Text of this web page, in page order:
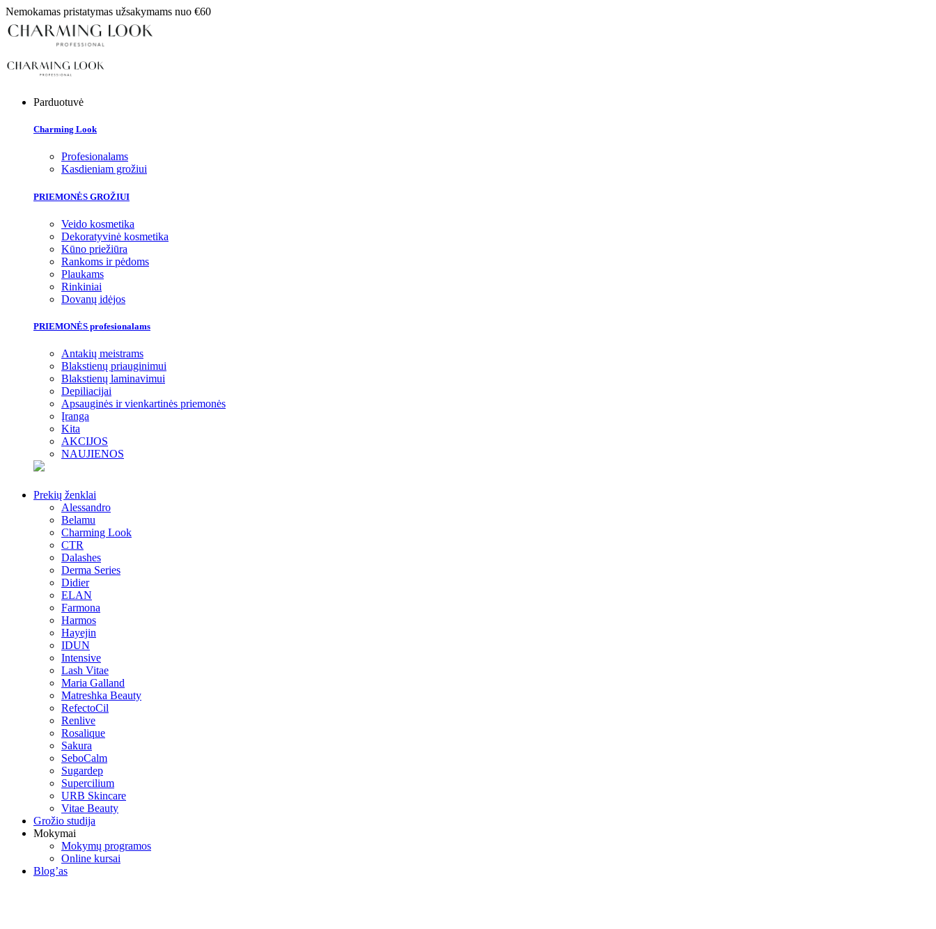
Nemokamas pristatymas užsakymams nuo €60
Parduotuvė
Charming Look
Profesionalams
Kasdieniam grožiui
PRIEMONĖS GROŽIUI
Veido kosmetika
Dekoratyvinė kosmetika
Kūno priežiūra
Rankoms ir pėdoms
Plaukams
Rinkiniai
Dovanų idėjos
PRIEMONĖS profesionalams
Antakių meistrams
Blakstienų priauginimui
Blakstienų laminavimui
Depiliacijai
Apsauginės ir vienkartinės priemonės
Įranga
Kita
AKCIJOS
NAUJIENOS
Prekių ženklai
Alessandro
Belamu
Charming Look
CTR
Dalashes
Derma Series
Didier
ELAN
Farmona
Harmos
Hayejin
IDUN
Intensive
Lash Vitae
Maria Galland
Matreshka Beauty
RefectoCil
Renlive
Rosalique
Sakura
SeboCalm
Sugardep
Supercilium
URB Skincare
Vitae Beauty
Grožio studija
Mokymai
Mokymų programos
Online kursai
Blog’as